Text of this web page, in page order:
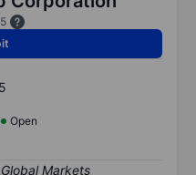
Open